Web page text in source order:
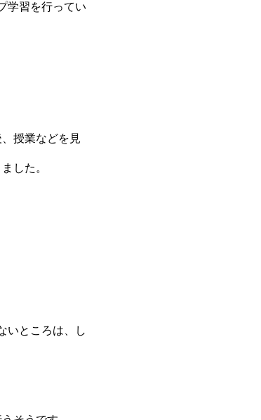
学習を行ってい
授業などを見
した。
いところは、し